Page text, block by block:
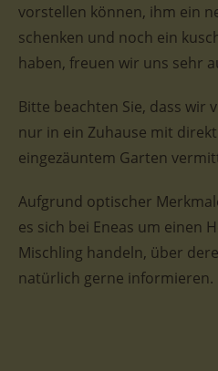
vorstellen können, ihm ein
schenken und noch ein
haben, freuen wir uns sehr
Bitte beachten Sie, dass wir
nur in ein Zuhause mit
eingezäuntem Garten
Aufgrund optischer
es sich bei Eneas um einen
Mischling handeln, über
natürlich gerne informieren.